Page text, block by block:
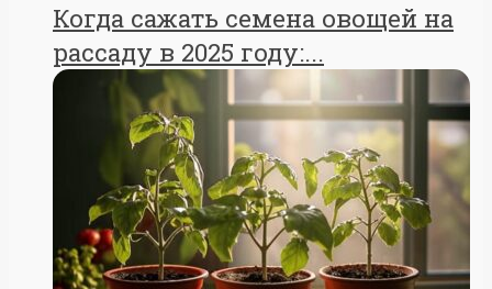
Когда сажать семена овощей на
рассаду в 2025 году:...